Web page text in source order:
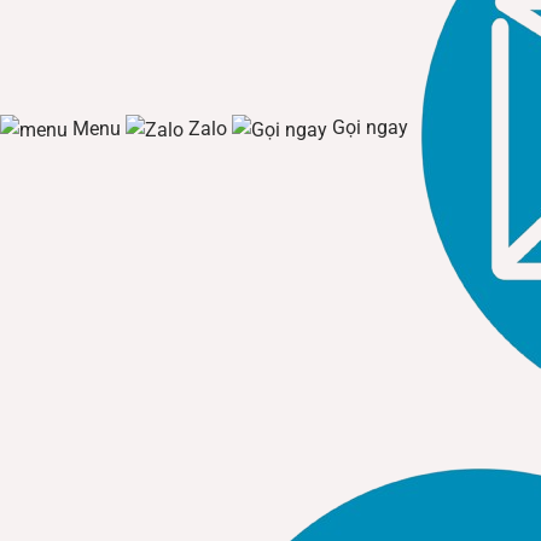
Menu Zalo Gọi ngay